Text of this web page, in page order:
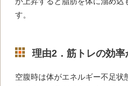
す。
理由2．筋トレの効
空腹時は体がエネルギー不足状